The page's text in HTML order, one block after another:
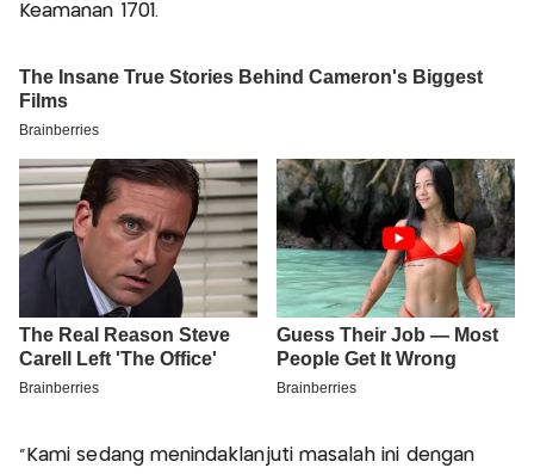
Keamanan 1701.
"Kami sedang menindaklanjuti masalah ini dengan